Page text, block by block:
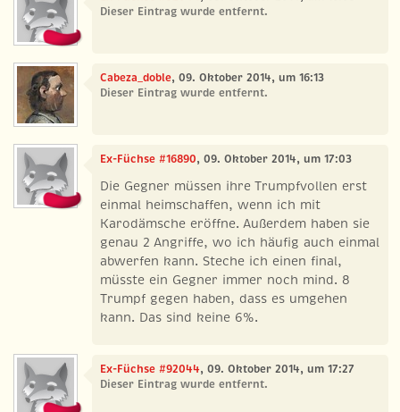
Dieser Eintrag wurde entfernt.
Cabeza_doble, 09. Oktober 2014, um 16:13
Dieser Eintrag wurde entfernt.
Ex-Füchse #16890, 09. Oktober 2014, um 17:03
Die Gegner müssen ihre Trumpfvollen erst
einmal heimschaffen, wenn ich mit
Karodämsche eröffne. Außerdem haben sie
genau 2 Angriffe, wo ich häufig auch einmal
abwerfen kann. Steche ich einen final,
müsste ein Gegner immer noch mind. 8
Trumpf gegen haben, dass es umgehen
kann. Das sind keine 6%.
Ex-Füchse #92044, 09. Oktober 2014, um 17:27
Dieser Eintrag wurde entfernt.